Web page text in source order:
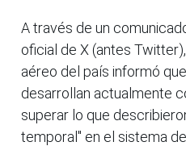
A través de un
oficial de X (antes
aéreo del país informó
desarrollan actualmente
superar lo que
temporal" en el sistema